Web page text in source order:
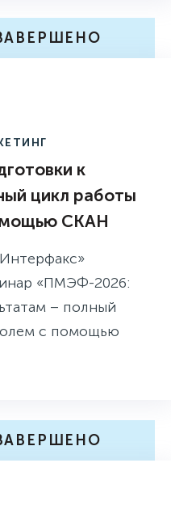
к
цикл работы
СКАН
«ПМЭФ-2026:
– полный
с помощью